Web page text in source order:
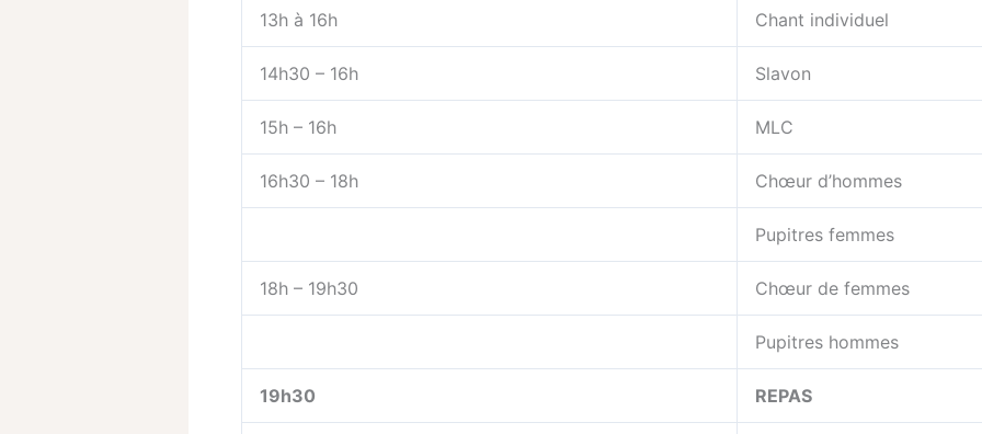
13h à 16h Chant individuel
14h30 – 16h Slavon
15h – 16h MLC
16h30 – 18h Chœur d’hommes
Pupitres femmes
18h – 19h30 Chœur de femmes
Pupitres hommes
19h30 REPAS